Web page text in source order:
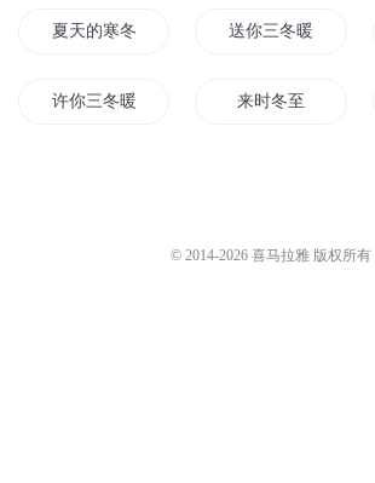
夏天的寒冬天的暖 送你三冬暖阳
许你三冬暖 来时冬至
© 2014-2026 喜马拉雅 版权所有